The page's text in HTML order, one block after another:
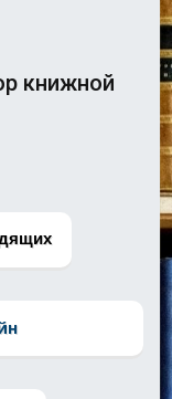
книжной